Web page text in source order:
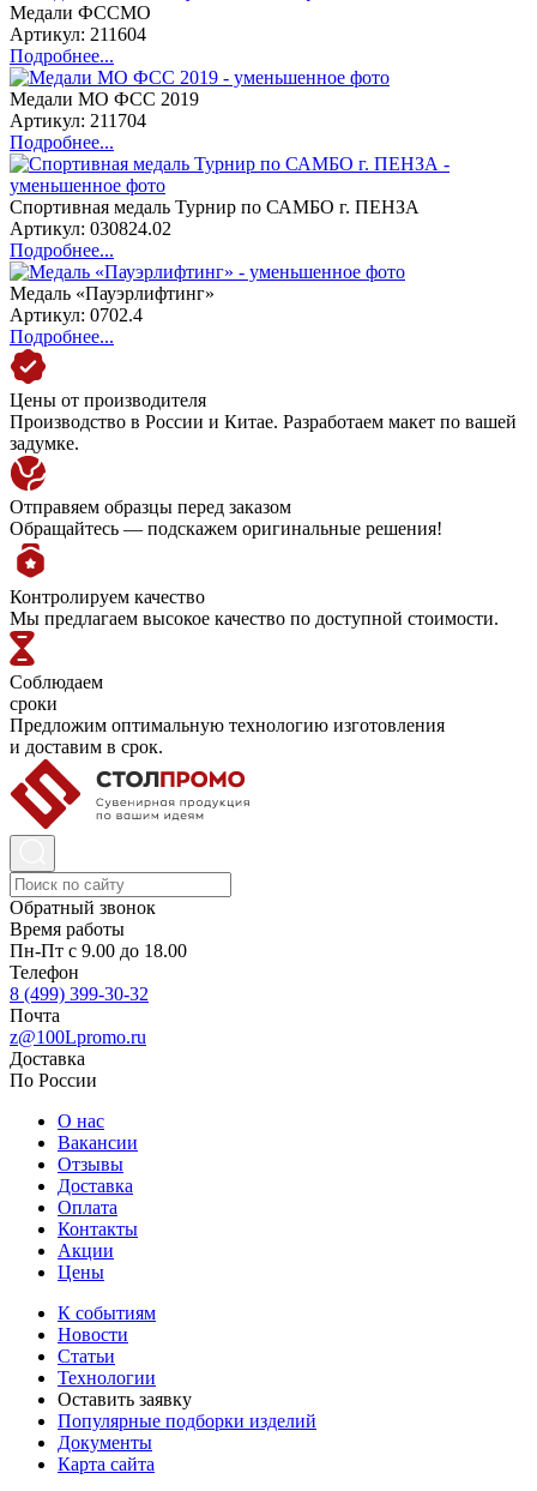
Медали ФССМО
Артикул: 211604
Подробнее...
Медали МО ФСС 2019
Артикул: 211704
Подробнее...
Спортивная медаль Турнир по САМБО г. ПЕНЗА
Артикул: 030824.02
Подробнее...
Медаль «Пауэрлифтинг»
Артикул: 0702.4
Подробнее...
Цены от производителя
Производство в России и Китае. Разработаем макет по вашей
задумке.
Отправяем образцы перед заказом
Обращайтесь — подскажем оригинальные решения!
Контролируем качество
Мы предлагаем высокое качество по доступной стоимости.
Соблюдаем
сроки
Предложим оптимальную технологию изготовления
и доставим в срок.
Обратный звонок
Время работы
Пн-Пт с 9.00 до 18.00
Телефон
8 (499) 399-30-32
Почта
z@100Lpromo.ru
Доставка
По России
О нас
Вакансии
Отзывы
Доставка
Оплата
Контакты
Акции
Цены
К событиям
Новости
Статьи
Технологии
Оставить заявку
Популярные подборки изделий
Документы
Карта сайта